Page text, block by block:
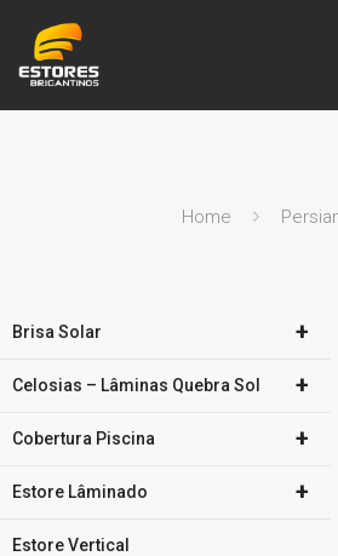
Home
+
Brisa Solar
+
Celosias – Lâminas Quebra Sol
+
Cobertura Piscina
+
Estore Lâminado
Estore Vertical